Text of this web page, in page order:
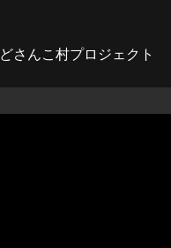
どさんこ村プロジェクト